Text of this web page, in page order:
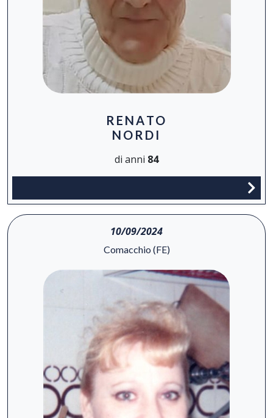
RENATO
NORDI
di anni 84
10/09/2024
Comacchio (FE)